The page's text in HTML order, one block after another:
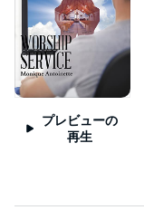
プレビューの
再生